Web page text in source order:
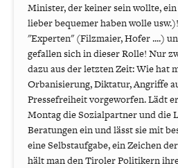
Minister, der keiner sein wollte,
lieber bequemer haben wolle
"Experten" (Filzmaier, Hofer ....)
gefallen sich in dieser Rolle! Nur
dazu aus der letzten Zeit: Wie hat
Orbanisierung, Diktatur, Angriffe
Pressefreiheit vorgeworfen. Lädt
Montag die Sozialpartner und die
Beratungen ein und lässt sie mit
eine Selbstaufgabe, ein Zeichen
hält man den Tiroler Politikern